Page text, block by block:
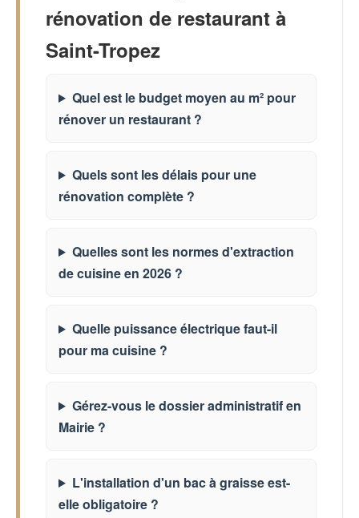
rénovation de restaurant à
Saint-Tropez
Quel est le budget moyen au m² pour
rénover un restaurant ?
Quels sont les délais pour une
rénovation complète ?
Quelles sont les normes d'extraction
de cuisine en 2026 ?
Quelle puissance électrique faut-il
pour ma cuisine ?
Gérez-vous le dossier administratif en
Mairie ?
L'installation d'un bac à graisse est-
elle obligatoire ?